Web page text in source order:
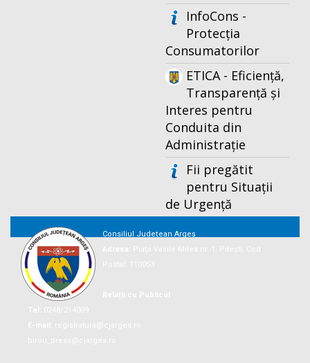
InfoCons -
Protecția
Consumatorilor
ETICA - Eficiență,
Transparență și
Interes pentru
Conduita din
Administrație
Fii pregătit
pentru Situații
de Urgență
Consiliul Județean Argeș